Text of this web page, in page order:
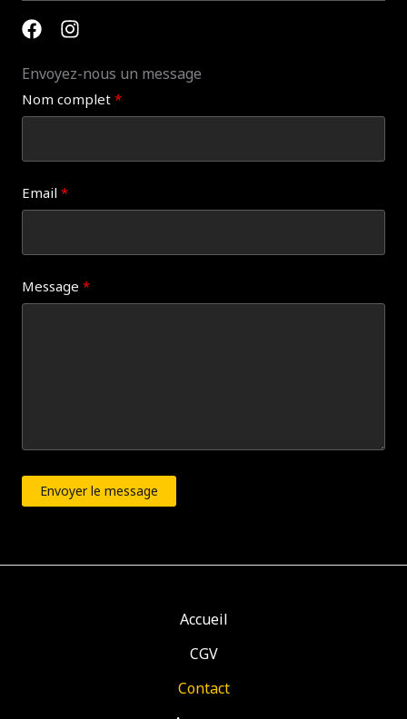
Envoyez-nous un message
Nom complet
Email
Message
Envoyer le message
Accueil
CGV
Contact